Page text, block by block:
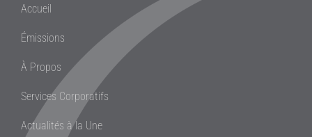
Accueil
Émissions
À Propos
Services Corporatifs
Actualités à la Une